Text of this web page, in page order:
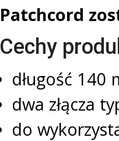
Patchcord
Cechy
długość 140
dwa złącza
do